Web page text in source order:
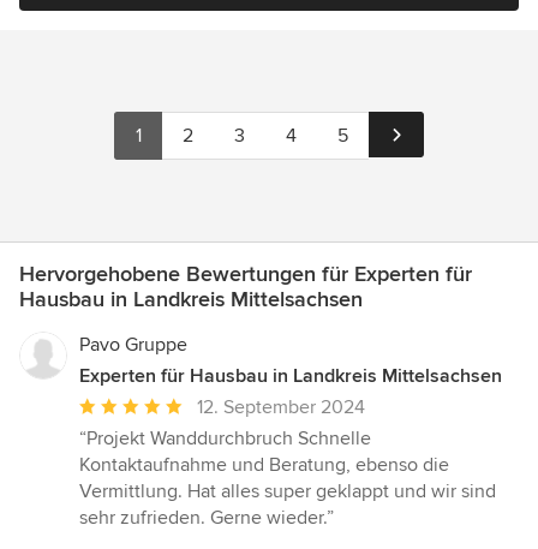
1 2 3 4 5
Hervorgehobene Bewertungen für Experten für
Hausbau in Landkreis Mittelsachsen
Pavo Gruppe
Experten für Hausbau in Landkreis Mittelsachsen
Durchschnittliche
Bewertung:
5
von
5
12. September 2024
“Projekt Wanddurchbruch Schnelle
Kontaktaufnahme und Beratung, ebenso die
Vermittlung. Hat alles super geklappt und wir sind
sehr zufrieden. Gerne wieder.”